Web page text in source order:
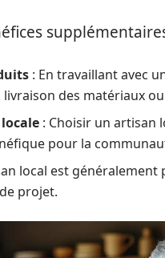
: En travaillant avec
livraison des matériaux
: Choisir un artisan
pour la
local est
projet.